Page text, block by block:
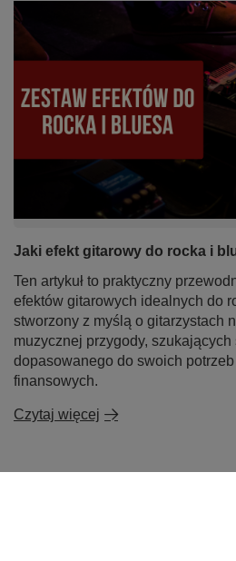
Jaki efekt gitarowy do rocka i
Ten artykuł to praktyczny
efektów gitarowych idealnych do
stworzony z myślą o gitarzystach
muzycznej przygody, szukających
dopasowanego do swoich
finansowych.
Czytaj więcej